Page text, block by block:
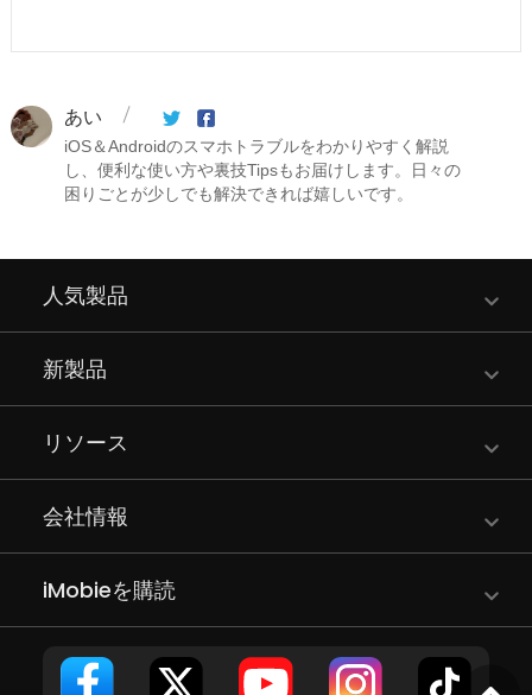
あい
iOS＆Androidのスマホトラブルをわかりやすく解説
し、便利な使い方や裏技Tipsもお届けします。日々の
困りごとが少しでも解決できれば嬉しいです。
人気製品
新製品
リソース
会社情報
iMobieを購読